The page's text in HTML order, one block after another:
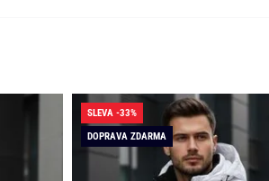
SLEVA -33%
DOPRAVA ZDARMA